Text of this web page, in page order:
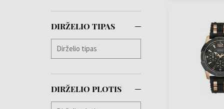
TW-Steel(+24)
U-Boat(+77)
Versace(+252)
Victorinox
Withings(+12)
Xiaomi (+11)
Zeppelin(+137)
DIRŽELIO TIPAS
DIRŽELIO PLOTIS